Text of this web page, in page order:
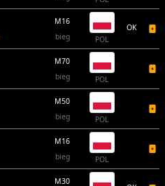
M16
bieg
POL
OK
M70
bieg
POL
M50
bieg
POL
M16
bieg
POL
M30